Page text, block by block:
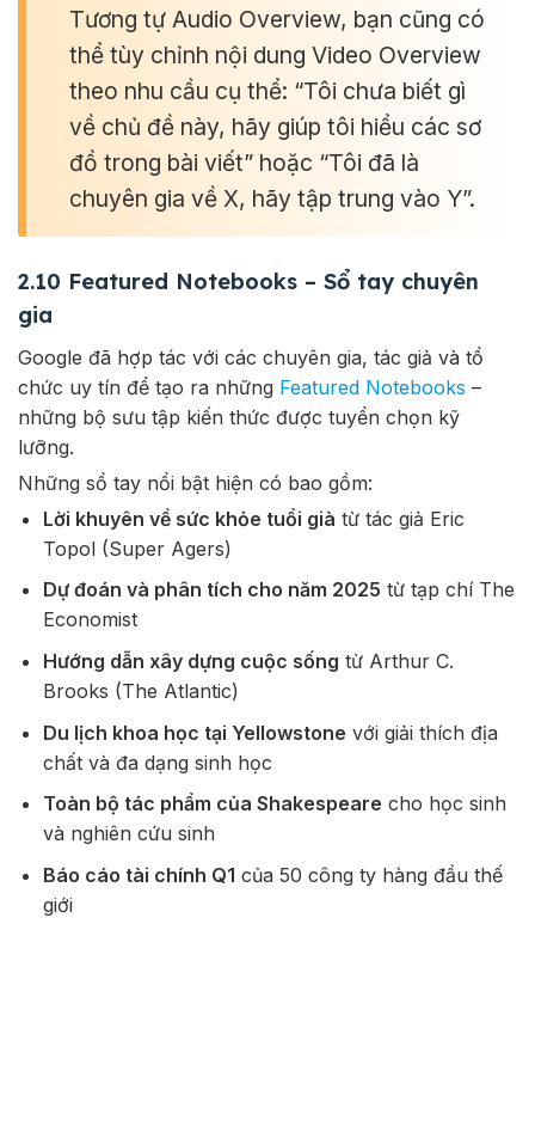
Tương tự Audio Overview, bạn cũng có
thể tùy chỉnh nội dung Video Overview
theo nhu cầu cụ thể: “Tôi chưa biết gì
về chủ đề này, hãy giúp tôi hiểu các sơ
đồ trong bài viết” hoặc “Tôi đã là
chuyên gia về X, hãy tập trung vào Y”.
2.10 Featured Notebooks – Sổ tay chuyên
gia
Google đã hợp tác với các chuyên gia, tác giả và tổ
chức uy tín để tạo ra những Featured Notebooks –
những bộ sưu tập kiến thức được tuyển chọn kỹ
lưỡng.
Những sổ tay nổi bật hiện có bao gồm:
Lời khuyên về sức khỏe tuổi già từ tác giả Eric
Topol (Super Agers)
Dự đoán và phân tích cho năm 2025 từ tạp chí The
Economist
Hướng dẫn xây dựng cuộc sống từ Arthur C.
Brooks (The Atlantic)
Du lịch khoa học tại Yellowstone với giải thích địa
chất và đa dạng sinh học
Toàn bộ tác phẩm của Shakespeare cho học sinh
và nghiên cứu sinh
Báo cáo tài chính Q1 của 50 công ty hàng đầu thế
giới